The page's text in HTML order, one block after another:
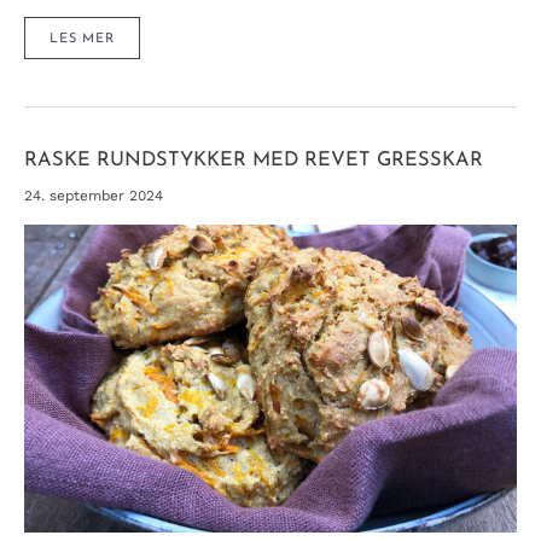
GENERØS
MED
SUKKER)
LES MER
RASKE RUNDSTYKKER MED REVET GRESSKAR
24. september 2024